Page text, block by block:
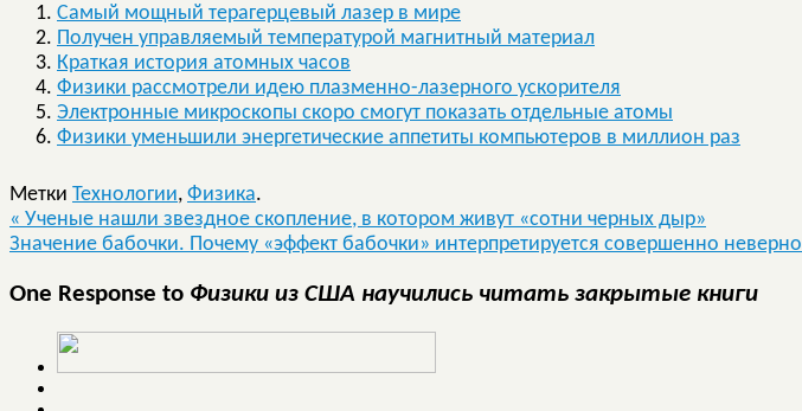
Самый мощный терагерцевый лазер в мире
Получен управляемый температурой магнитный материал
Краткая история атомных часов
Физики рассмотрели идею плазменно-лазерного ускорителя
Электронные микроскопы скоро смогут показать отдельные атомы
Физики уменьшили энергетические аппетиты компьютеров в миллион раз
Метки Технологии, Физика.
« Ученые нашли звездное скопление, в котором живут «сотни черных дыр»
Значение бабочки. Почему «эффект бабочки» интерпретируется совершенно неверно
One Response to Физики из США научились читать закрытые книги